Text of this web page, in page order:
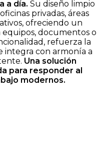
a día. Su diseño limpio
privadas, áreas
ofreciendo un
documentos o
refuerza la
integra con armonía a
Una solución
para responder al
modernos.